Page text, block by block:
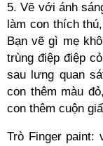
5. Vẽ với ánh
làm con thích
Bạn vẽ gì mẹ
trùng điệp điệp
sau lưng quan
con thêm màu
con thêm cuộn
Trò Finger paint: